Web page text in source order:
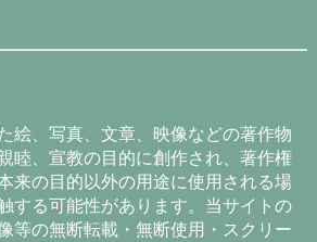
絵、写真、文章、映像などの著作物
睦、宣教の目的に創作され、著作権
来の目的以外の用途に使用される場
する可能性があります。当サイトの
等の無断転載・無断使用・スクリー